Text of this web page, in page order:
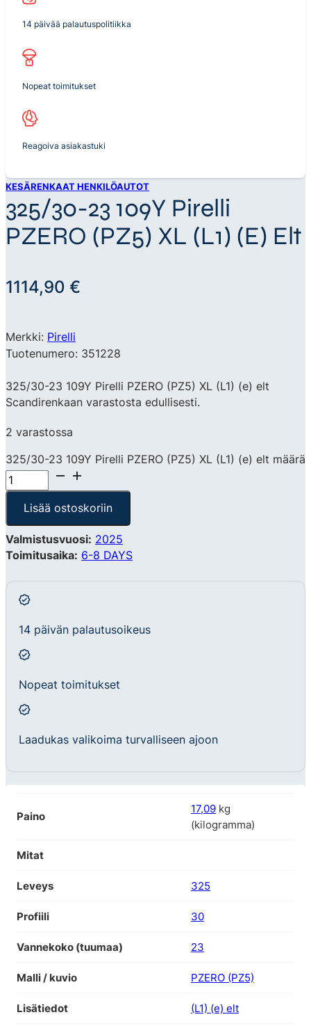
14 päivää palautuspolitiikka
Nopeat toimitukset
Reagoiva asiakastuki
KESÄRENKAAT HENKILÖAUTOT
325/30-23 109Y Pirelli
PZERO (PZ5) XL (L1) (e) Elt
1114,90 €
Merkki: Pirelli
Tuotenumero: 351228
325/30-23 109Y Pirelli PZERO (PZ5) XL (L1) (e) elt
Scandirenkaan varastosta edullisesti.
2 varastossa
325/30-23 109Y Pirelli PZERO (PZ5) XL (L1) (e) elt määrä
Lisää ostoskoriin
Valmistusvuosi: 2025
Toimitusaika: 6-8 DAYS
14 päivän palautusoikeus
Nopeat toimitukset
Laadukas valikoima turvalliseen ajoon
Paino
17,09 kg
(kilogramma)
Mitat
Leveys 325
Profiili 30
Vannekoko (tuumaa) 23
Malli / kuvio PZERO (PZ5)
Lisätiedot (L1) (e) elt